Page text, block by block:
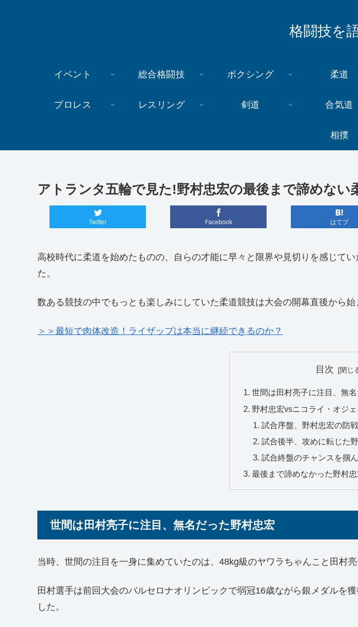
格闘技を
イベント 総合格闘技 ボクシング 柔道
プロレス レスリング 剣道 合気道
相撲
アトランタ五輪で見た!野村忠宏の最後まで諦めない
Twitter Facebook はてブ
高校時代に柔道を始めたものの、自らの才能に早々と限界や見切りを感じて
た。
数ある競技の中でもっとも楽しみにしていた柔道競技は大会の開幕直後から始
＞＞最短で肉体改造！ライザップは本当に継続できるのか？
目次
世間は田村亮子に注目、無
野村忠宏vsニコライ・オジ
試合序盤、野村忠宏の防
試合後半、攻めに転じた
試合終盤のチャンスを掴
最後まで諦めなかった野村
世間は田村亮子に注目、無名だった野村忠宏
当時、世間の注目を一身に集めていたのは、48kg級のヤワラちゃんこと田村亮
田村選手は前回大会のバルセロナオリンピックで弱冠16歳ながら銀メダルを
した。